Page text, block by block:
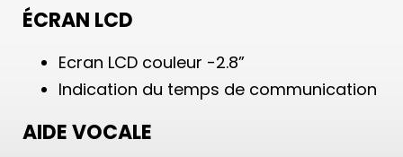
ÉCRAN LCD
Ecran LCD couleur -2.8”
Indication du temps de communication
AIDE VOCALE